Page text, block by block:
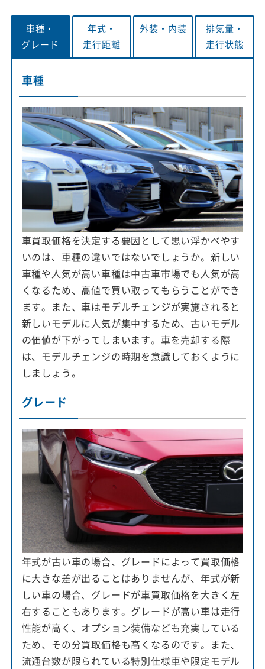
車種・
グレード
年式・
走行距離
外装・ 内装
排気量・
走行状態
車種
車買取価格を決定する要因として思い浮かべやす
いのは、車種の違いではないでしょうか。新しい
車種や人気が高い車種は中古車市場でも人気が高
くなるため、高値で買い取ってもらうことができ
ます。また、車はモデルチェンジが実施されると
新しいモデルに人気が集中するため、古いモデル
の価値が下がってしまいます。車を売却する際
は、モデルチェンジの時期を意識しておくように
しましょう。
グレード
年式が古い車の場合、グレードによって買取価格
に大きな差が出ることはありませんが、年式が新
しい車の場合、グレードが車買取価格を大きく左
右することもあります。グレードが高い車は走行
性能が高く、オプション装備なども充実している
ため、その分買取価格も高くなるのです。また、
流通台数が限られている特別仕様車や限定モデル